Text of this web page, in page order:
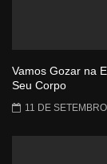
Vamos Gozar na
Seu Corpo
11 DE